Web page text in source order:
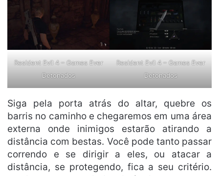
Resident Evil 4 – Games Ever
Detonados
Resident Evil 4 – Games Ever
Detonados
Siga pela porta atrás do altar, quebre os
barris no caminho e chegaremos em uma área
externa onde inimigos estarão atirando a
distância com bestas. Você pode tanto passar
correndo e se dirigir a eles, ou atacar a
distância, se protegendo, fica a seu critério.